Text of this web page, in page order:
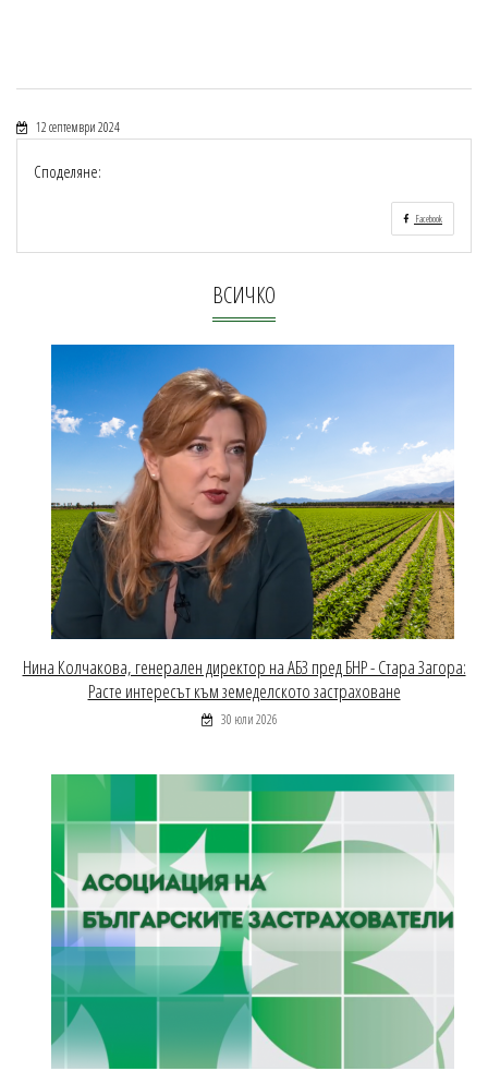
12 септември 2024
Споделяне:
Facebook
ВСИЧКО
Нина Колчакова, генерален директор на АБЗ пред БНР - Стара Загора:
Расте интересът към земеделското застраховане
30 юли 2026